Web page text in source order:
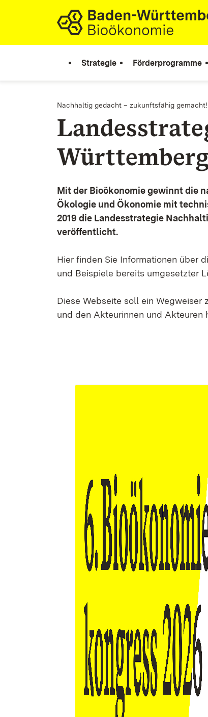
Zum Inhalt springen
Link zur Startseite
Strategie Förderprogramme
Nachhaltig gedacht – zukunftsfähig gemacht!
Mit der Bioökonomie gewinnt die
Ökologie und Ökonomie mit
2019 die Landesstrategie
veröffentlicht.
Hier finden Sie Informationen über
und Beispiele bereits umgesetzter
Diese Webseite soll ein Wegweiser
und den Akteurinnen und Akteuren